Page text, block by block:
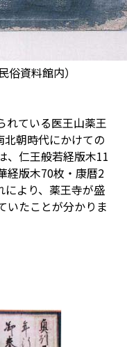
資料館内）
れている医王山薬王
朝時代にかけての
、仁王般若経版木11
経版木70枚・康暦2
により、薬王寺が盛
いたことが分かりま